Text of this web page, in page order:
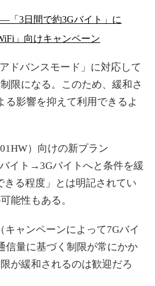
「3日間で約3Gバイト」に
」向けキャンペーン
ドバンスモード」に対応して
限になる。このため、緩和さ
影響を抑えて利用できるよ
）向けの新プラン
バイト→3Gバイトへと条件を緩
る程度」とは明記されてい
能性もある。
ャンペーンによって7Gバイ
信量に基づく制限が常にかか
が緩和されるのは歓迎だろ